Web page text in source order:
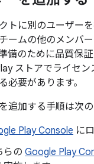
トに別のユーザー
ームの他のメンバ
備のために品質保
ストアでライセ
必要があります。
追加する手順は次の
Play Console に
らの Google Play